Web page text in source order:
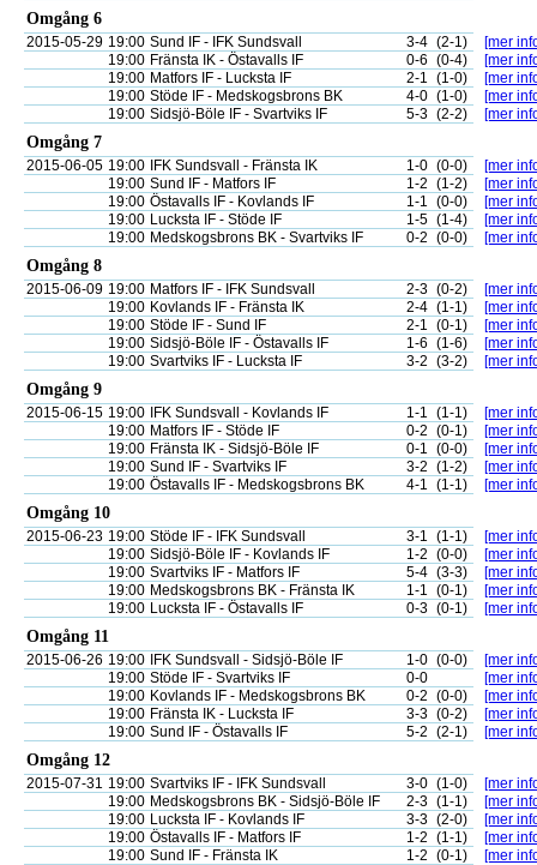
Omgång 6
2015-05-29 19:00 Sund IF - IFK Sundsvall 3-4 (2-1)
[mer
19:00 Fränsta IK - Östavalls IF 0-6 (0-4)
[mer
19:00 Matfors IF - Lucksta IF 2-1 (1-0)
[mer
19:00 Stöde IF - Medskogsbrons BK 4-0 (1-0)
[mer
19:00 Sidsjö-Böle IF - Svartviks IF 5-3 (2-2) [mer
Omgång 7
2015-06-05 19:00 IFK Sundsvall - Fränsta IK 1-0 (0-0)
[mer
19:00 Sund IF - Matfors IF 1-2 (1-2)
[mer
19:00 Östavalls IF - Kovlands IF 1-1 (0-0)
[mer
19:00 Lucksta IF - Stöde IF 1-5 (1-4)
[mer
19:00 Medskogsbrons BK - Svartviks IF 0-2 (0-0) [mer
Omgång 8
2015-06-09 19:00 Matfors IF - IFK Sundsvall 2-3 (0-2)
[mer
19:00 Kovlands IF - Fränsta IK 2-4 (1-1)
[mer
19:00 Stöde IF - Sund IF 2-1 (0-1)
[mer
19:00 Sidsjö-Böle IF - Östavalls IF 1-6 (1-6)
[mer
19:00 Svartviks IF - Lucksta IF 3-2 (3-2) [mer
Omgång 9
2015-06-15 19:00 IFK Sundsvall - Kovlands IF 1-1 (1-1)
[mer
19:00 Matfors IF - Stöde IF 0-2 (0-1)
[mer
19:00 Fränsta IK - Sidsjö-Böle IF 0-1 (0-0)
[mer
19:00 Sund IF - Svartviks IF 3-2 (1-2)
[mer
19:00 Östavalls IF - Medskogsbrons BK 4-1 (1-1) [mer
Omgång 10
2015-06-23 19:00 Stöde IF - IFK Sundsvall 3-1 (1-1)
[mer
19:00 Sidsjö-Böle IF - Kovlands IF 1-2 (0-0)
[mer
19:00 Svartviks IF - Matfors IF 5-4 (3-3)
[mer
19:00 Medskogsbrons BK - Fränsta IK 1-1 (0-1)
[mer
19:00 Lucksta IF - Östavalls IF 0-3 (0-1) [mer
Omgång 11
2015-06-26 19:00 IFK Sundsvall - Sidsjö-Böle IF 1-0 (0-0)
[mer
19:00 Stöde IF - Svartviks IF 0-0
[mer
19:00 Kovlands IF - Medskogsbrons BK 0-2 (0-0)
[mer
19:00 Fränsta IK - Lucksta IF 3-3 (0-2)
[mer
19:00 Sund IF - Östavalls IF 5-2 (2-1) [mer
Omgång 12
2015-07-31 19:00 Svartviks IF - IFK Sundsvall 3-0 (1-0)
[mer
19:00 Medskogsbrons BK - Sidsjö-Böle IF 2-3 (1-1)
[mer
19:00 Lucksta IF - Kovlands IF 3-3 (2-0)
[mer
19:00 Östavalls IF - Matfors IF 1-2 (1-1)
[mer
19:00 Sund IF - Fränsta IK 1-2 (0-1) [mer